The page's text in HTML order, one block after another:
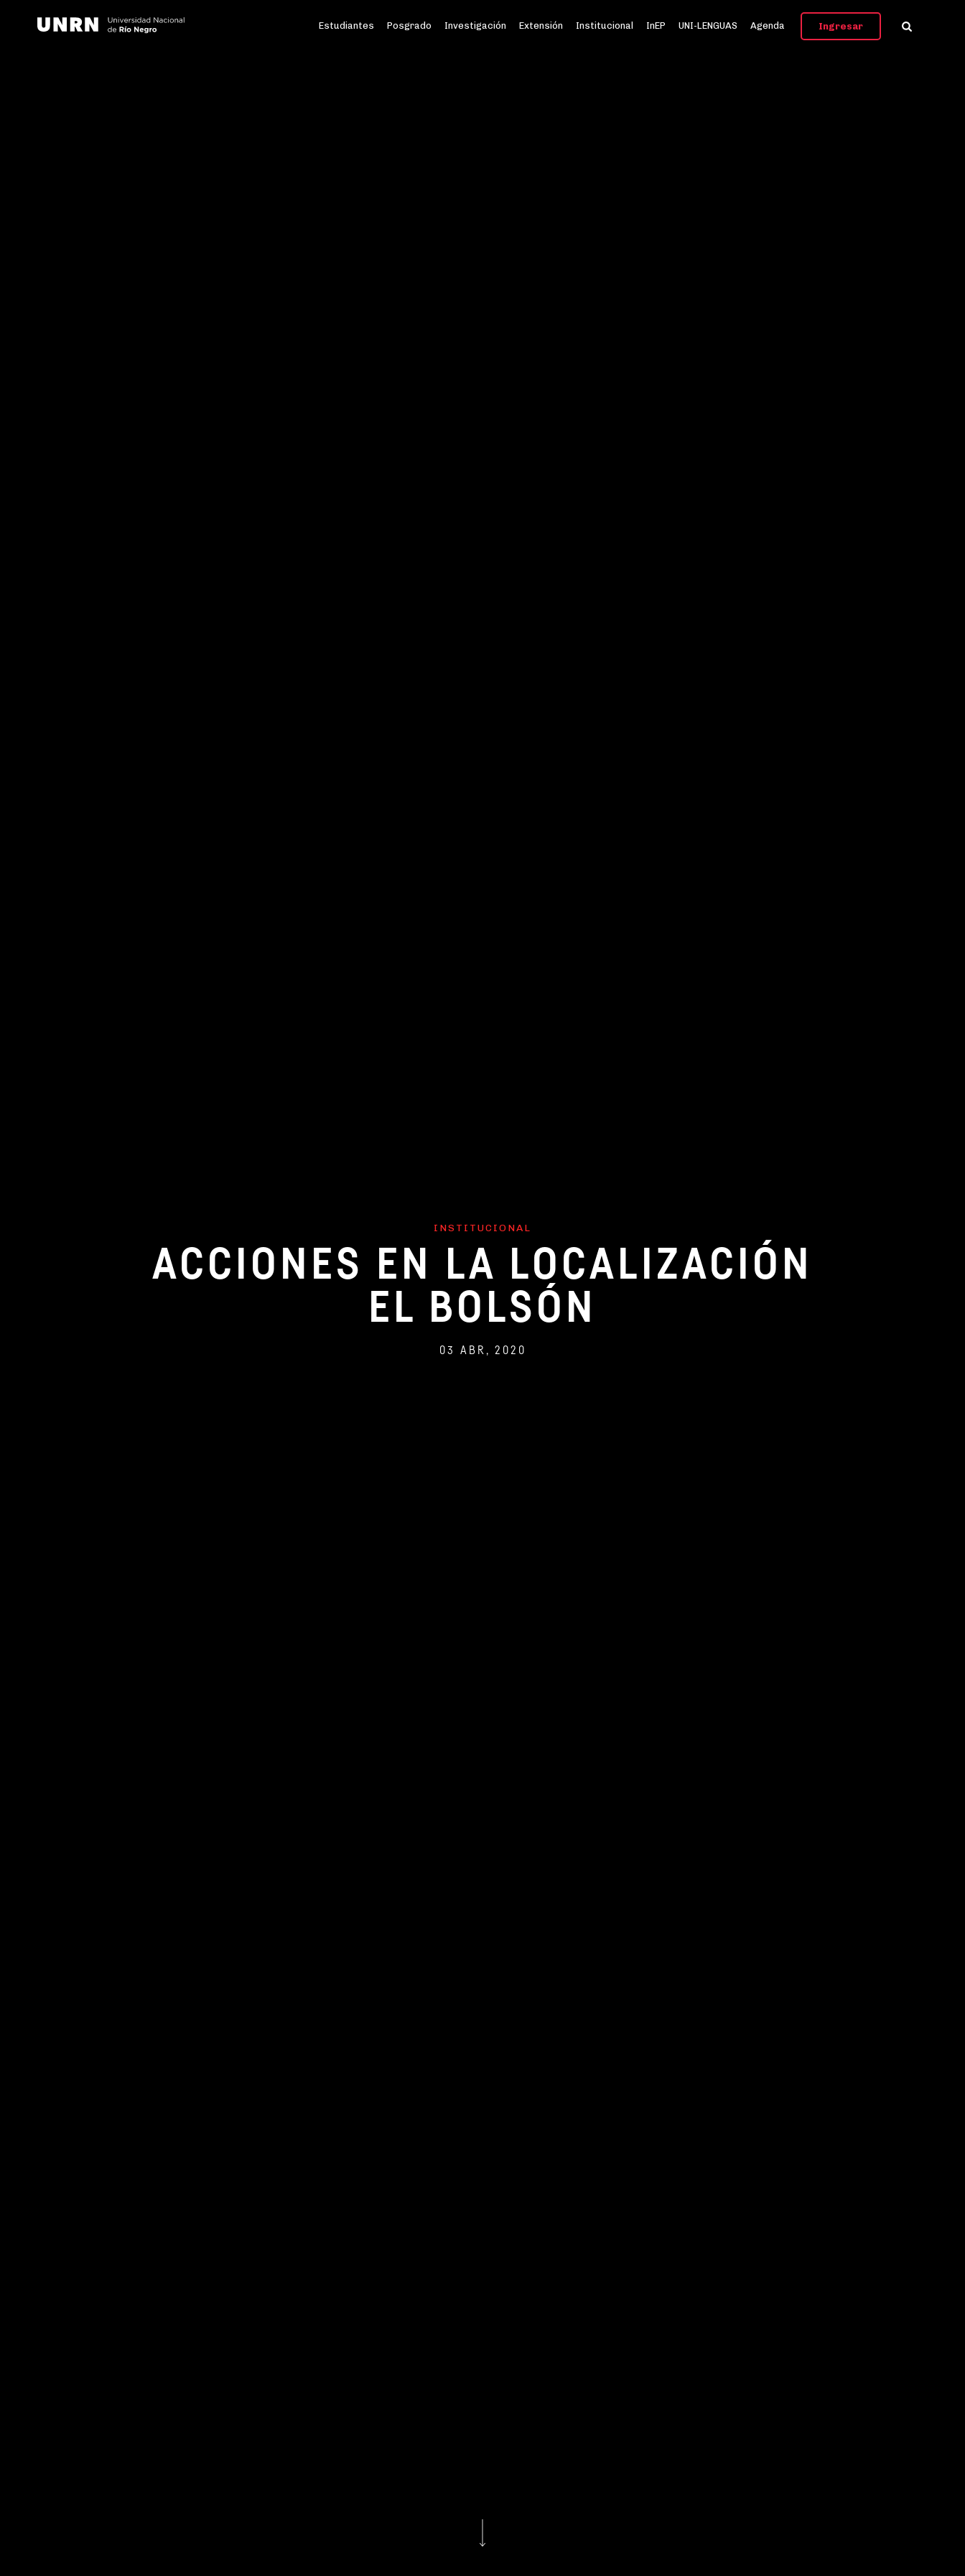
Estudiantes Posgrado Investigación Extensión Institucional InEP UNI-LENGUAS Agenda Ingresar
INSTITUCIONAL
ACCIONES EN LA LOCALIZACIÓN
EL BOLSÓN
03 ABR, 2020